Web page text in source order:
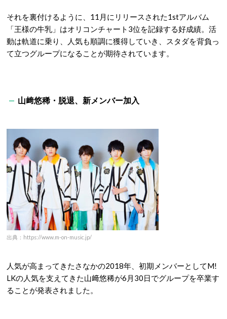
それを裏付けるように、11月にリリースされた1stアルバム
「王様の牛乳」はオリコンチャート3位を記録する好成績。活
動は軌道に乗り、人気も順調に獲得していき、スタダを背負っ
て立つグループになることが期待されています。
山﨑悠稀・脱退、新メンバー加入
出典：https://www.m-on-music.jp/
人気が高まってきたさなかの2018年、初期メンバーとしてM!
LKの人気を支えてきた山﨑悠稀が6月30日でグループを卒業す
ることが発表されました。